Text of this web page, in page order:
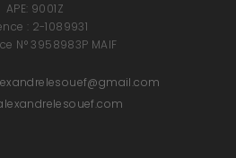
APE: 9001Z
: 2-1089931
N° 3958983P MAIF